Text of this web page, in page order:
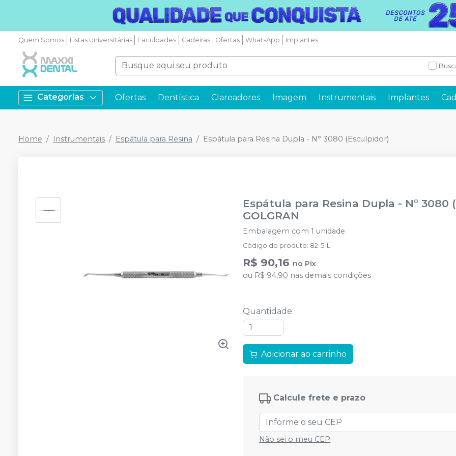
Quem Somos Listas Universitárias Faculdades Cadeiras Ofertas WhatsApp Implantes
Categorias Ofertas Dentística Clareadores Imagem Instrumentais Implantes
Home Instrumentais Espátula para Resina Espátula para Resina Dupla - N° 3080 (Esculpidor)
Espátula para Resina Dupla - N° 3080
GOLGRAN
Embalagem com 1 unidade.
Código do produto: 82-5-L
R$ 90,16 no Pix
ou R$ 94,90 nas demais condições
Quantidade:
Adicionar ao carrinho
Calcule frete e prazo
Não sei o meu CEP